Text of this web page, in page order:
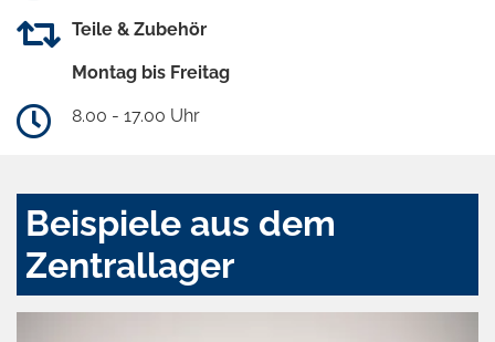
Teile & Zubehör
Montag bis Freitag
8.00 - 17.00 Uhr
Beispiele aus dem
Zentrallager